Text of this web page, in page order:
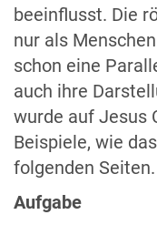
beeinflusst. Die
nur als
schon eine
auch ihre
wurde auf Jesus
Beispiele, wie
folgenden Seiten.
Aufgabe